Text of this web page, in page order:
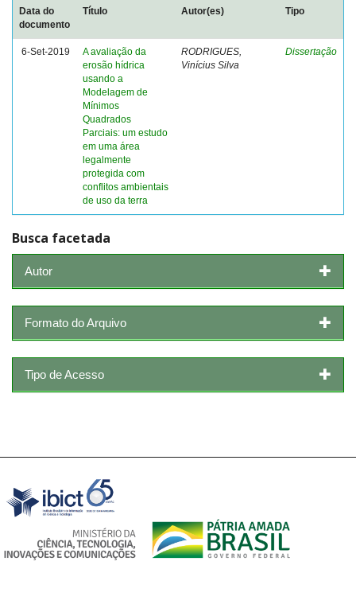
Data do
documento
Título Autor(es) Tipo
6-Set-2019
A avaliação da
erosão hídrica
usando a
Modelagem de
Mínimos
Quadrados
Parciais: um estudo
em uma área
legalmente
protegida com
conflitos ambientais
de uso da terra
RODRIGUES,
Vinícius Silva
Dissertação
Busca facetada
Autor
Formato do Arquivo
Tipo de Acesso